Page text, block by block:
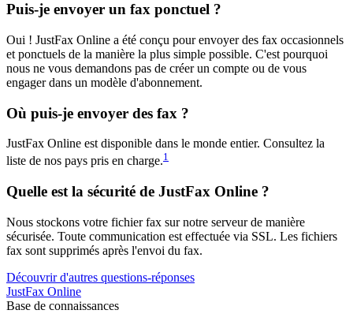
Puis-je envoyer un fax ponctuel ?
Oui ! JustFax Online a été conçu pour envoyer des fax occasionnels
et ponctuels de la manière la plus simple possible. C'est pourquoi
nous ne vous demandons pas de créer un compte ou de vous
engager dans un modèle d'abonnement.
Où puis-je envoyer des fax ?
JustFax Online est disponible dans le monde entier. Consultez la
liste de nos pays pris en charge.1
Quelle est la sécurité de JustFax Online ?
Nous stockons votre fichier fax sur notre serveur de manière
sécurisée. Toute communication est effectuée via SSL. Les fichiers
fax sont supprimés après l'envoi du fax.
Découvrir d'autres questions-réponses
JustFax Online
Base de connaissances